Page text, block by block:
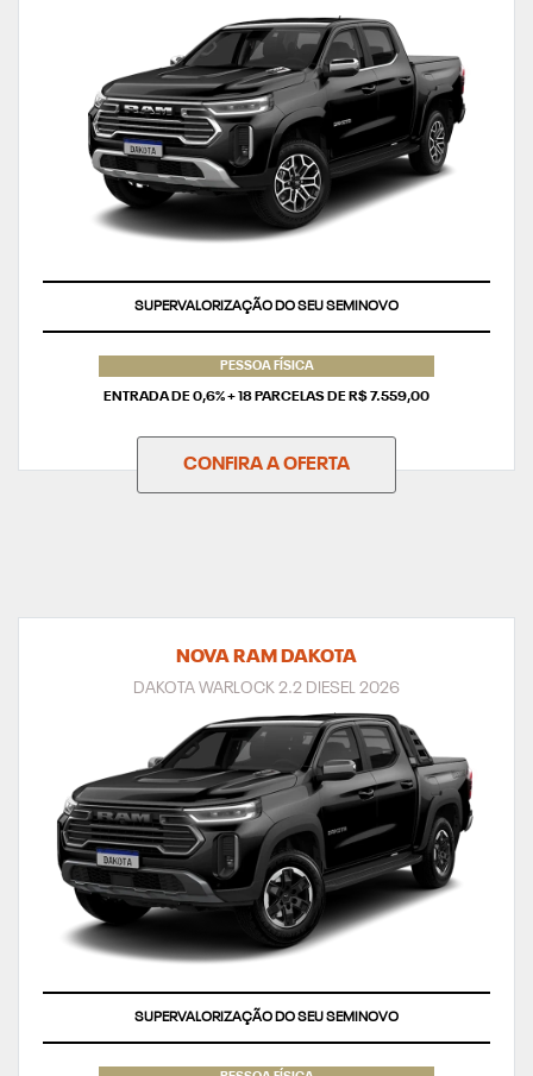
TAXA ZERO
PESSOA FÍSICA
ENTRADA DE 0,6% + 18 PARCELAS DE R$ 7.559,00
CONFIRA A OFERTA
NOVA RAM DAKOTA
DAKOTA WARLOCK 2.2 DIESEL 2026
TAXA ZERO